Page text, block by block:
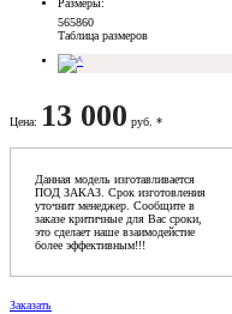
Размеры:
565860
Таблица размеров
Цена: 13 000 руб. *
Данная модель изготавливается
ПОД ЗАКАЗ. Срок изготовления
уточнит менеджер. Сообщите в
заказе критичные для Вас сроки,
это сделает наше взаимодейстие
более эффективным!!!
Заказать